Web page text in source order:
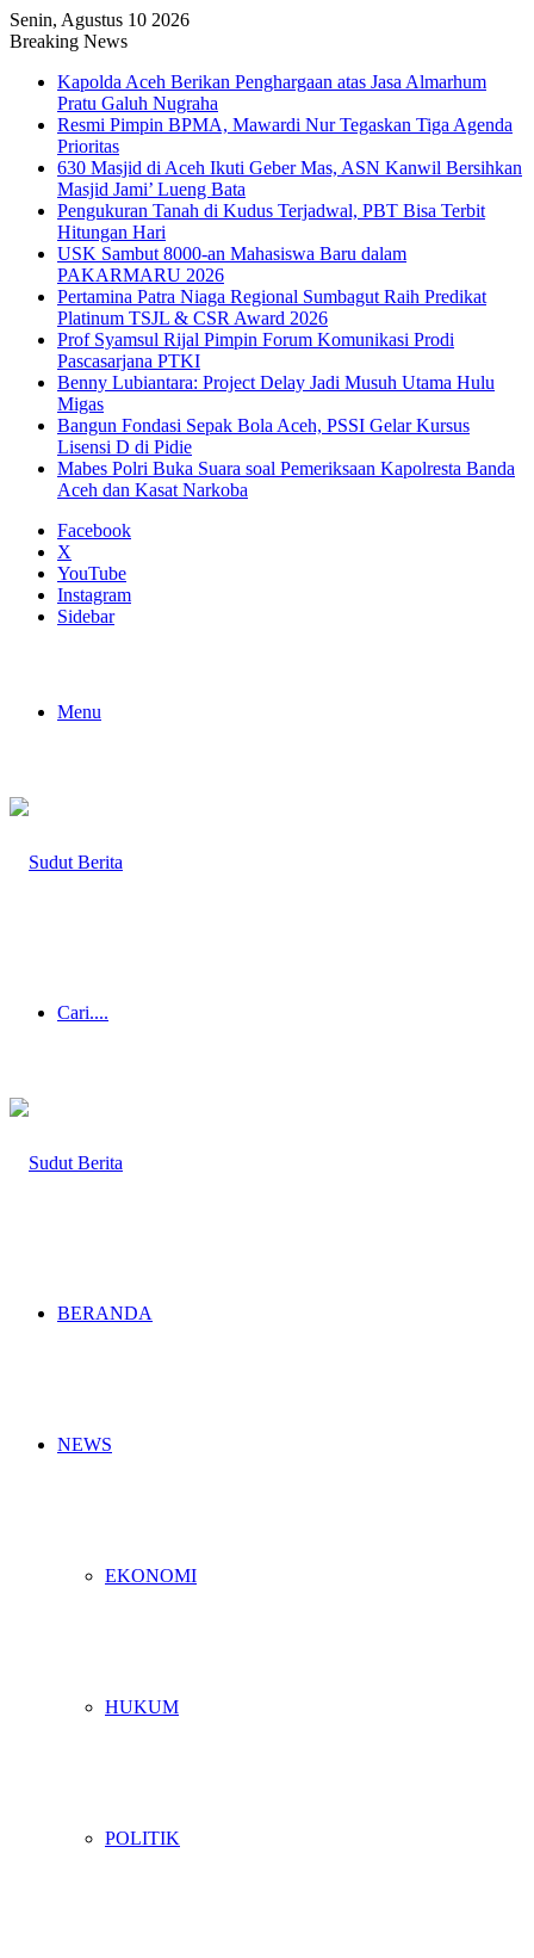
Senin, Agustus 10 2026
Breaking News
Kapolda Aceh Berikan Penghargaan atas Jasa Almarhum
Pratu Galuh Nugraha
Resmi Pimpin BPMA, Mawardi Nur Tegaskan Tiga Agenda
Prioritas
630 Masjid di Aceh Ikuti Geber Mas, ASN Kanwil Bersihkan
Masjid Jami’ Lueng Bata
Pengukuran Tanah di Kudus Terjadwal, PBT Bisa Terbit
Hitungan Hari
USK Sambut 8000-an Mahasiswa Baru dalam
PAKARMARU 2026
Pertamina Patra Niaga Regional Sumbagut Raih Predikat
Platinum TSJL & CSR Award 2026
Prof Syamsul Rijal Pimpin Forum Komunikasi Prodi
Pascasarjana PTKI
Benny Lubiantara: Project Delay Jadi Musuh Utama Hulu
Migas
Bangun Fondasi Sepak Bola Aceh, PSSI Gelar Kursus
Lisensi D di Pidie
Mabes Polri Buka Suara soal Pemeriksaan Kapolresta Banda
Aceh dan Kasat Narkoba
Facebook
X
YouTube
Instagram
Sidebar
Menu
Cari....
BERANDA
NEWS
EKONOMI
HUKUM
POLITIK